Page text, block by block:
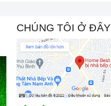
CHÚNG TÔI Ở ĐÂY